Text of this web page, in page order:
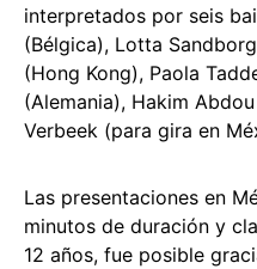
interpretados por seis
(Bélgica), Lotta
(Hong Kong), Paola
(Alemania), Hakim
Verbeek (para gira en
Las presentaciones en
minutos de duración y
12 años, fue posible